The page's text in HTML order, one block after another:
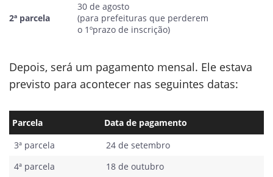
2ª parcela
30 de agosto
(para prefeituras que perderem
o 1ºprazo de inscrição)
Depois, será um pagamento mensal. Ele estava
previsto para acontecer nas seguintes datas:
Parcela
Data de pagamento
3ª parcela
24 de setembro
4ª parcela
18 de outubro